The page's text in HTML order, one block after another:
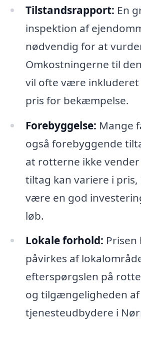
Tilstandsrapport: En
inspektion af
nødvendig for at
Omkostningerne til
vil ofte være inkluderet
pris for bekæmpelse.
Forebyggelse: Mange
også forebyggende
at rotterne ikke
tiltag kan variere i pris,
være en god
løb.
Lokale forhold: Prisen
påvirkes af
efterspørgslen på
og tilgængeligheden af
tjenesteudbydere i